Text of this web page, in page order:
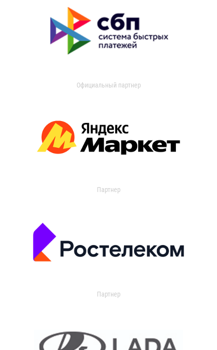
Официальный партнер
Партнер
Партнер